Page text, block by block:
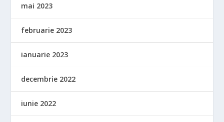
mai 2023
februarie 2023
ianuarie 2023
decembrie 2022
iunie 2022